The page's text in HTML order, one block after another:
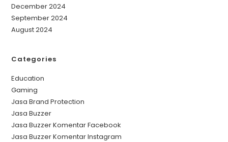
December 2024
September 2024
August 2024
Categories
Education
Gaming
Jasa Brand Protection
Jasa Buzzer
Jasa Buzzer Komentar Facebook
Jasa Buzzer Komentar Instagram